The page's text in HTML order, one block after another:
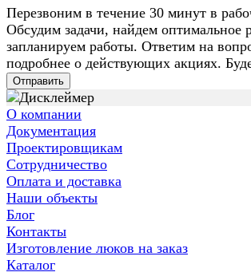
Перезвоним в течение 30 минут в
Обсудим задачи, найдем оптимальное
запланируем работы. Ответим на
подробнее о действующих акциях.
Отправить
О компании
Документация
Проектировщикам
Сотрудничество
Оплата и доставка
Наши объекты
Блог
Контакты
Изготовление люков на заказ
Каталог